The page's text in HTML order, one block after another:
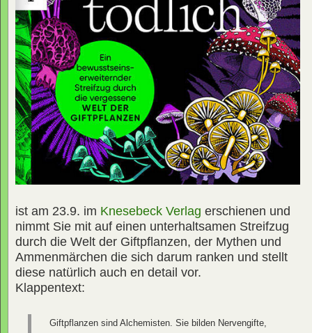
ist am 23.9. im Knesebeck Verlag erschienen und
nimmt Sie mit auf einen unterhaltsamen Streifzug
durch die Welt der Giftpflanzen, der Mythen und
Ammenmärchen die sich darum ranken und stellt
diese natürlich auch en detail vor.
Klappentext:
Giftpflanzen sind Alchemisten. Sie bilden Nervengifte,